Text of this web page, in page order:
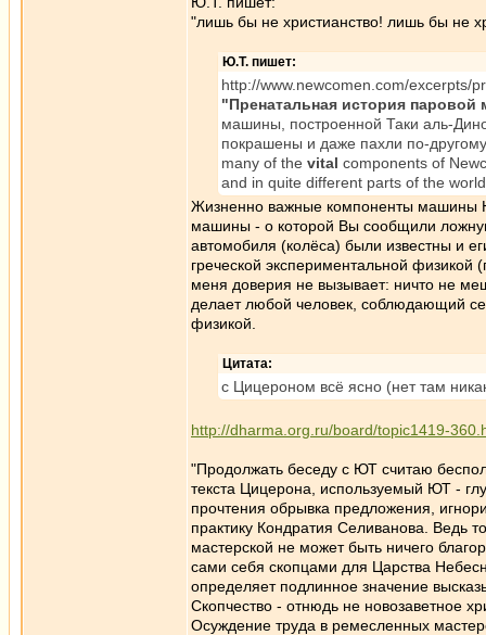
"лишь бы не христианство! лишь бы не
Ю.Т. пишет:
http://www.newcomen.com/excerpts/
"Пренатальная история паровой
машины, построенной Таки аль-
покрашены и даже пахли по-
many of the vital components of
and in quite different parts of the
Жизненно важные компоненты машины
машины - о которой Вы сообщили
автомобиля (колёса) были известны и
греческой экспериментальной физикой
меня доверия не вызывает: ничто не
делает любой человек, соблюдающий
физикой.
Цитата:
с Цицероном всё ясно (нет там
http://dharma.org.ru/board/topic1419-
"Продолжать беседу с ЮТ считаю
текста Цицерона, используемый ЮТ -
прочтения обрывка предложения,
практику Кондратия Селиванова. Ведь
мастерской не может быть ничего
сами себя скопцами для Царства
определяет подлинное значение
Скопчество - отнюдь не новозаветное
Осуждение труда в ремесленных